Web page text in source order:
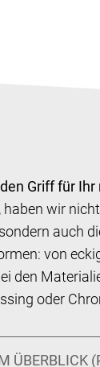
Griff für
wir
auch
von
den
oder